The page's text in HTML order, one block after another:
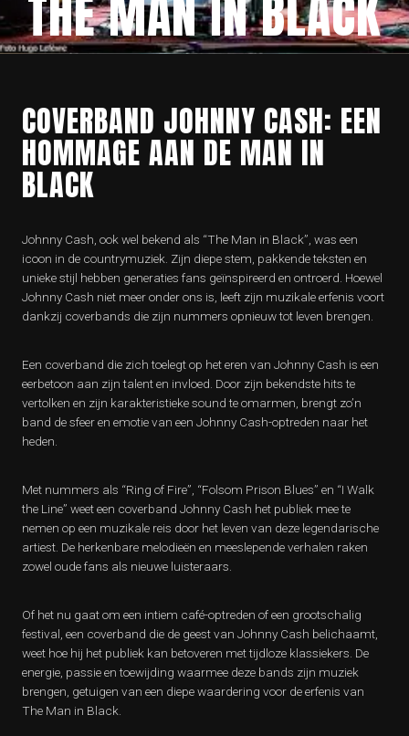
COVERBAND JOHNNY CASH: EEN
HOMMAGE AAN DE MAN IN
BLACK
Johnny Cash, ook wel bekend als “The Man in Black”, was een
icoon in de countrymuziek. Zijn diepe stem, pakkende teksten en
unieke stijl hebben generaties fans geïnspireerd en ontroerd. Hoewel
Johnny Cash niet meer onder ons is, leeft zijn muzikale erfenis voort
dankzij coverbands die zijn nummers opnieuw tot leven brengen.
Een coverband die zich toelegt op het eren van Johnny Cash is een
eerbetoon aan zijn talent en invloed. Door zijn bekendste hits te
vertolken en zijn karakteristieke sound te omarmen, brengt zo’n
band de sfeer en emotie van een Johnny Cash-optreden naar het
heden.
Met nummers als “Ring of Fire”, “Folsom Prison Blues” en “I Walk
the Line” weet een coverband Johnny Cash het publiek mee te
nemen op een muzikale reis door het leven van deze legendarische
artiest. De herkenbare melodieën en meeslepende verhalen raken
zowel oude fans als nieuwe luisteraars.
Of het nu gaat om een intiem café-optreden of een grootschalig
festival, een coverband die de geest van Johnny Cash belichaamt,
weet hoe hij het publiek kan betoveren met tijdloze klassiekers. De
energie, passie en toewijding waarmee deze bands zijn muziek
brengen, getuigen van een diepe waardering voor de erfenis van
The Man in Black.